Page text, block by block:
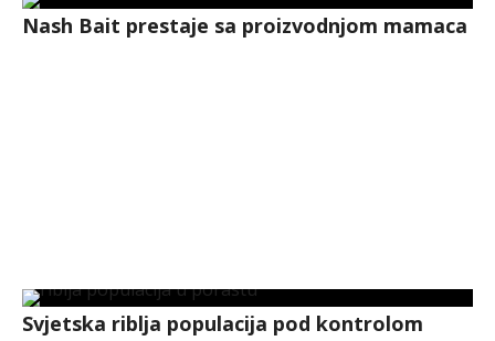
Nash Bait prestaje sa proizvodnjom mamaca
Svjetska riblja populacija pod kontrolom